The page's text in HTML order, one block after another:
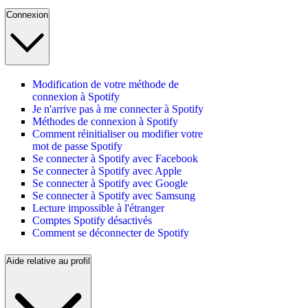
Connexion
Modification de votre méthode de
connexion à Spotify
Je n'arrive pas à me connecter à Spotify
Méthodes de connexion à Spotify
Comment réinitialiser ou modifier votre
mot de passe Spotify
Se connecter à Spotify avec Facebook
Se connecter à Spotify avec Apple
Se connecter à Spotify avec Google
Se connecter à Spotify avec Samsung
Lecture impossible à l'étranger
Comptes Spotify désactivés
Comment se déconnecter de Spotify
Aide relative au profil